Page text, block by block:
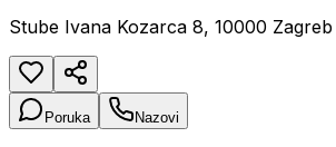
Stube Ivana Kozarca 8, 10000 Zagreb
Poruka Nazovi